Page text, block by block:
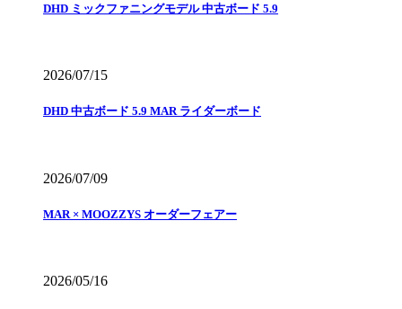
DHD ミックファニングモデル 中古ボード 5.9
2026/07/15
DHD 中古ボード 5.9 MAR ライダーボード
2026/07/09
MAR × MOOZZYS オーダーフェアー
2026/05/16